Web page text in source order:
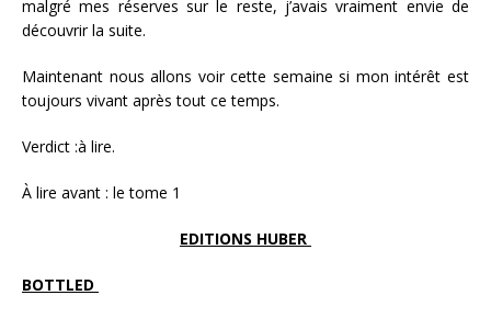
malgré mes réserves sur le reste, j’avais vraiment envie de
découvrir la suite.
Maintenant nous allons voir cette semaine si mon intérêt est
toujours vivant après tout ce temps.
Verdict :à lire.
À lire avant : le tome 1
EDITIONS HUBER
BOTTLED